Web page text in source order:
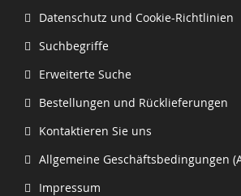
Datenschutz und Cookie-Richtlinien
Suchbegriffe
Erweiterte Suche
Bestellungen und Rücklieferungen
Kontaktieren Sie uns
Allgemeine Geschäftsbedingungen
Impressum